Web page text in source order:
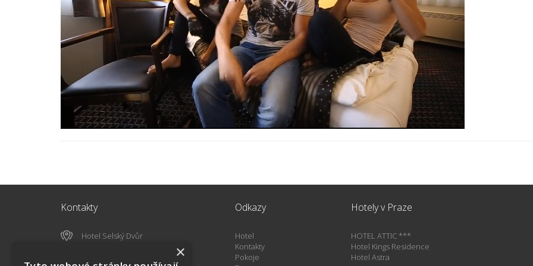
Kontakty
Hotel Selský Dvůr
Odkazy
Hotel
Kontakty
Pokoje
Hotely v Praze
HOTEL ATTIC ***
Hotel Kings Residence
Hotel Astra
×